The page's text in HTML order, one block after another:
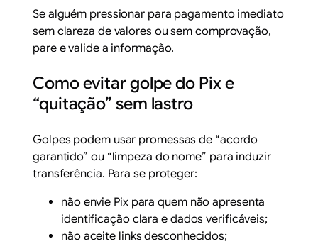
Se alguém pressionar para pagamento imediato
sem clareza de valores ou sem comprovação,
pare e valide a informação.
Como evitar golpe do Pix e
“quitação” sem lastro
Golpes podem usar promessas de “acordo
garantido” ou “limpeza do nome” para induzir
transferência. Para se proteger:
não envie Pix para quem não apresenta
identificação clara e dados verificáveis;
não aceite links desconhecidos;